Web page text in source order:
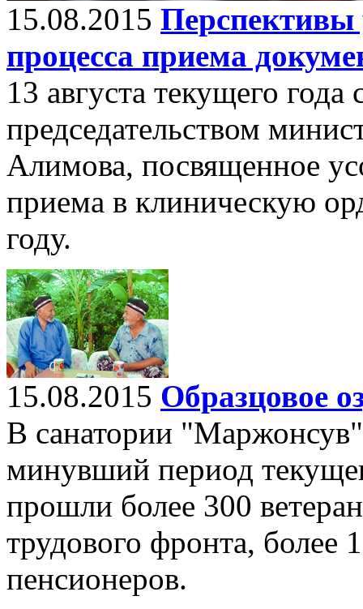
15.08.2015 Перспективы
процесса приема
13 августа текущего
председательством
Алимова, посвященное
приема в клиническую
году.
15.08.2015 Образцовое
В санатории
минувший период
прошли более 300
трудового фронта, более
пенсионеров.